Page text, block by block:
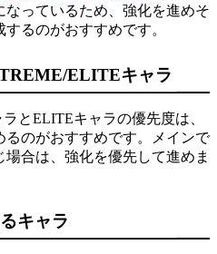
なっているため、強化を進めそ
るのがおすすめです。
ELITEキャラ
とELITEキャラの優先度は、
るのがおすすめです。メインで
合は、強化を優先して進めま
キャラ